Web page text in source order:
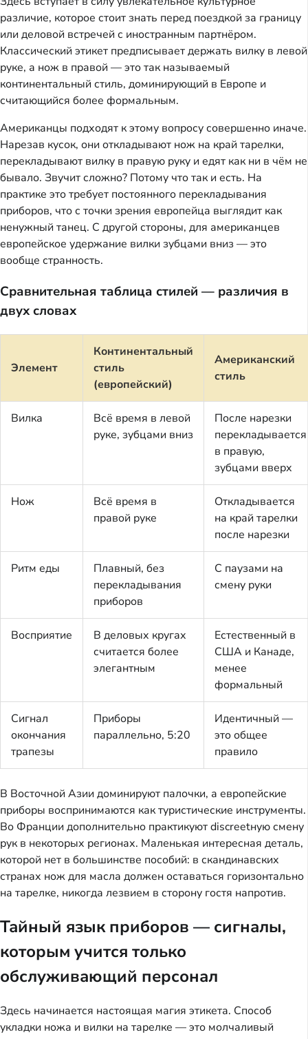
различие, которое стоит знать перед поездкой за границу
или деловой встречей с иностранным партнёром.
Классический этикет предписывает держать вилку в левой
руке, а нож в правой — это так называемый
континентальный стиль, доминирующий в Европе и
считающийся более формальным.
Американцы подходят к этому вопросу совершенно иначе.
Нарезав кусок, они откладывают нож на край тарелки,
перекладывают вилку в правую руку и едят как ни в чём не
бывало. Звучит сложно? Потому что так и есть. На
практике это требует постоянного перекладывания
приборов, что с точки зрения европейца выглядит как
ненужный танец. С другой стороны, для американцев
европейское удержание вилки зубцами вниз — это
вообще странность.
Сравнительная таблица стилей — различия в
двух словах
Элемент
Континентальный
стиль
(европейский)
Американский
стиль
Вилка
Всё время в левой
руке, зубцами вниз
После нарезки
перекладывается
в правую,
зубцами вверх
Нож
Всё время в
правой руке
Откладывается
на край тарелки
после нарезки
Ритм еды
Плавный, без
перекладывания
приборов
С паузами на
смену руки
Восприятие
В деловых кругах
считается более
элегантным
Естественный в
США и Канаде,
менее
формальный
Сигнал
окончания
трапезы
Приборы
параллельно, 5:20
Идентичный —
это общее
правило
В Восточной Азии доминируют палочки, а европейские
приборы воспринимаются как туристические инструменты.
Во Франции дополнительно практикуют discreetную смену
рук в некоторых регионах. Маленькая интересная деталь,
которой нет в большинстве пособий: в скандинавских
странах нож для масла должен оставаться горизонтально
на тарелке, никогда лезвием в сторону гостя напротив.
Тайный язык приборов — сигналы,
которым учится только
обслуживающий персонал
Здесь начинается настоящая магия этикета. Способ
укладки ножа и вилки на тарелке — это молчаливый